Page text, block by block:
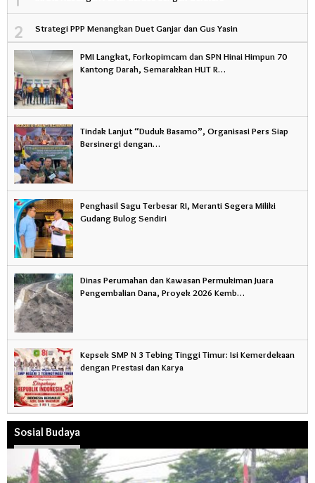
2 Strategi PPP Menangkan Duet Ganjar dan Gus Yasin
PMI Langkat, Forkopimcam dan SPN Hinai Himpun 70
Kantong Darah, Semarakkan HUT R…
Tindak Lanjut “Duduk Basamo”, Organisasi Pers Siap
Bersinergi dengan…
Penghasil Sagu Terbesar RI, Meranti Segera Miliki
Gudang Bulog Sendiri
Dinas Perumahan dan Kawasan Permukiman Juara
Pengembalian Dana, Proyek 2026 Kemb…
Kepsek SMP N 3 Tebing Tinggi Timur: Isi Kemerdekaan
dengan Prestasi dan Karya
Sosial Budaya